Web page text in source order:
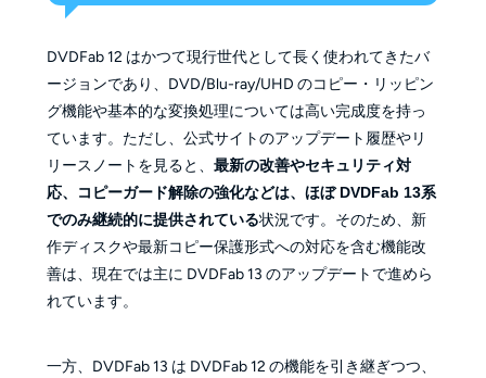
DVDFab 12 はかつて現行世代として長く使われてきたバ
ージョンであり、DVD/Blu-ray/UHD のコピー・リッピン
グ機能や基本的な変換処理については高い完成度を持っ
ています。ただし、公式サイトのアップデート履歴やリ
リースノートを見ると、 最新の改善やセキュリティ対
応、コピーガード解除の強化などは、ほぼ DVDFab 13系
でのみ継続的に提供されている状況です。そのため、新
作ディスクや最新コピー保護形式への対応を含む機能改
善は、現在では主に DVDFab 13 のアップデートで進めら
れています。
一方、DVDFab 13 は DVDFab 12 の機能を引き継ぎつつ、